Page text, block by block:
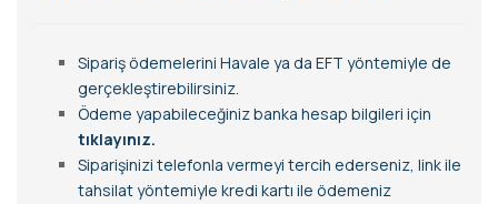
Sipariş ödemelerini Havale ya da EFT yöntemiyle de
gerçekleştirebilirsiniz.
Ödeme yapabileceğiniz banka hesap bilgileri için
tıklayınız.
Siparişinizi telefonla vermeyi tercih ederseniz, link ile
tahsilat yöntemiyle kredi kartı ile ödemeniz